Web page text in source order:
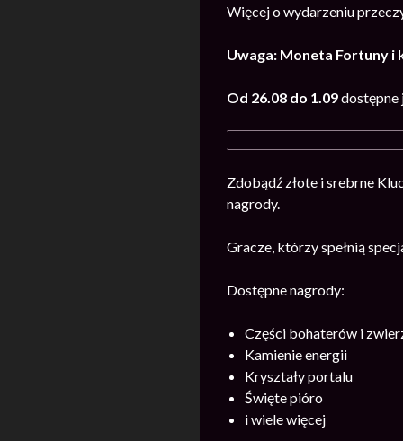
Więcej o wydarzeniu
Uwaga: Moneta Fortuny i
Od 26.08 do 1.09dostępne
Zdobądź złote i srebrne
nagrody.
Gracze, którzy spełnią
Dostępne nagrody:
Części bohaterów i
Kamienie energii
Kryształy portalu
Święte pióro
i wiele więcej